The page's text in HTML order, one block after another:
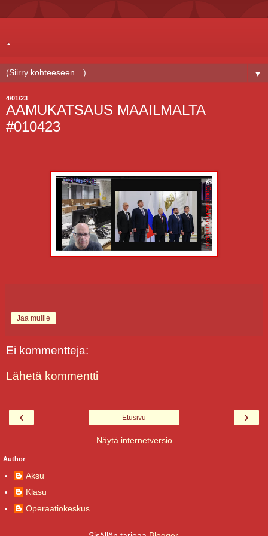
.
▼
4/01/23
AAMUKATSAUS MAAILMALTA
#010423
Jaa muille
Ei kommentteja:
Lähetä kommentti
‹ ›
Etusivu
Näytä internetversio
Author
Aksu
Klasu
Operaatiokeskus